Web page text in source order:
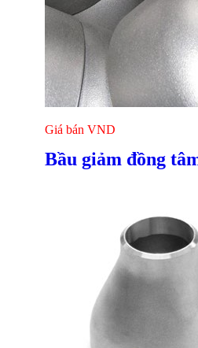
Giá bánVND
Giá bán VND
Bầu giảm đồng